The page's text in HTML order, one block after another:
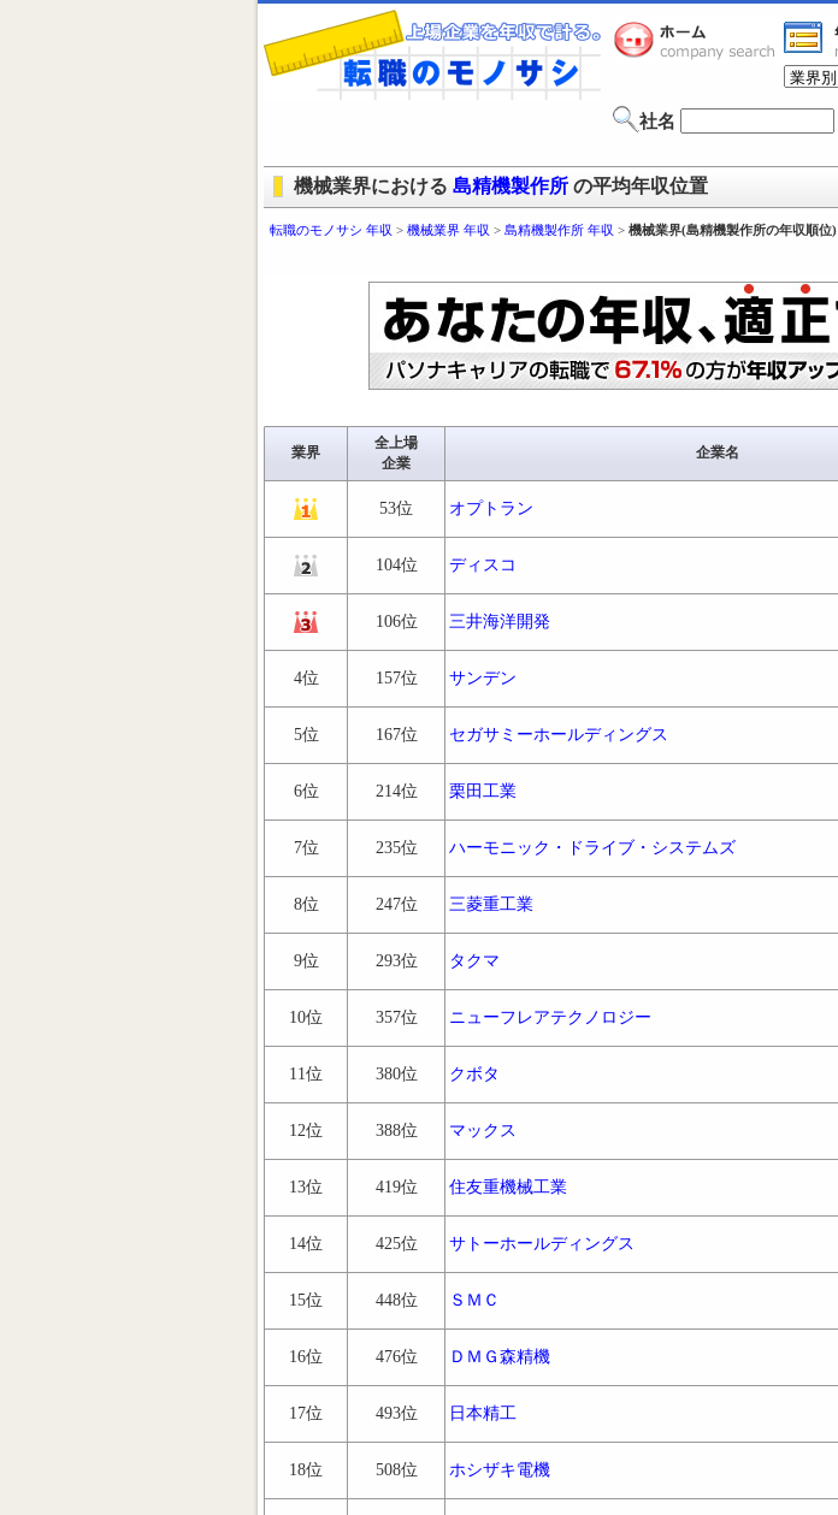
社名
機械業界における 島精機製作所 の平均年収位置
転職のモノサシ 年収 > 機械業界 年収 > 島精機製作所 年収 > 機械業界(島精機製作所の年収順位)
業界
全上場
企業
企業名
53位 オプトラン
104位 ディスコ
106位 三井海洋開発
4位 157位 サンデン
5位 167位 セガサミーホールディングス
6位 214位 栗田工業
7位 235位 ハーモニック・ドライブ・システムズ
8位 247位 三菱重工業
9位 293位 タクマ
10位 357位 ニューフレアテクノロジー
11位 380位 クボタ
12位 388位 マックス
13位 419位 住友重機械工業
14位 425位 サトーホールディングス
15位 448位 ＳＭＣ
16位 476位 ＤＭＧ森精機
17位 493位 日本精工
18位 508位 ホシザキ電機